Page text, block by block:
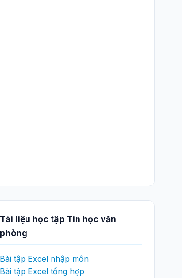
Tài liệu học tập Tin học văn
phòng
Bài tập Excel nhập môn
Bài tập Excel tổng hợp